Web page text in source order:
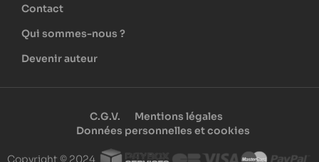
Contact
Qui sommes-nous ?
Devenir auteur
C.G.V.
Mentions légales
Données personnelles et cookies